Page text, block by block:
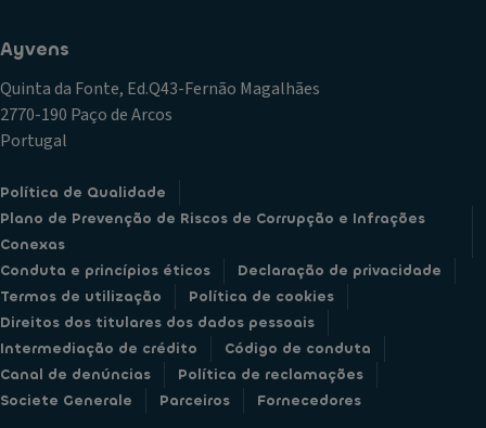
Ayvens
Quinta da Fonte, Ed.Q43-Fernão Magalhães
2770-190 Paço de Arcos
Portugal
Política de Qualidade
Plano de Prevenção de Riscos de Corrupção e Infrações
Conexas
Conduta e princípios éticos
Declaração de privacidade
Termos de utilização
Política de cookies
Direitos dos titulares dos dados pessoais
Intermediação de crédito
Código de conduta
Canal de denúncias
Política de reclamações
Societe Generale
Parceiros Fornecedores